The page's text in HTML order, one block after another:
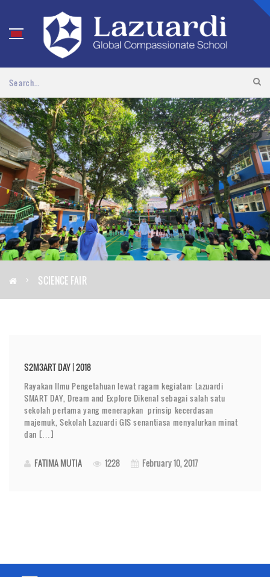
SCIENCE FAIR
S2M3ART DAY | 2018
Rayakan Ilmu Pengetahuan lewat ragam kegiatan: Lazuardi
SMART DAY, Dream and Explore Dikenal sebagai salah satu
sekolah pertama yang menerapkan prinsip kecerdasan
majemuk, Sekolah Lazuardi GIS senantiasa menyalurkan minat
dan […]
FATIMA MUTIA 1228 February 10, 2017